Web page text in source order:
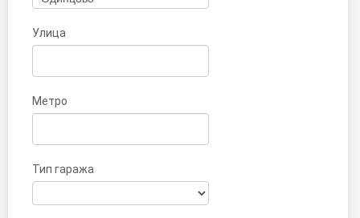
Улица
Метро
Тип гаража